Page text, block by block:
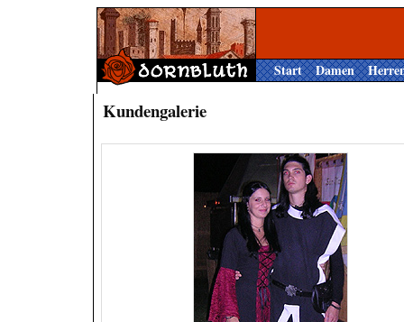
Start Damen
Kundengalerie